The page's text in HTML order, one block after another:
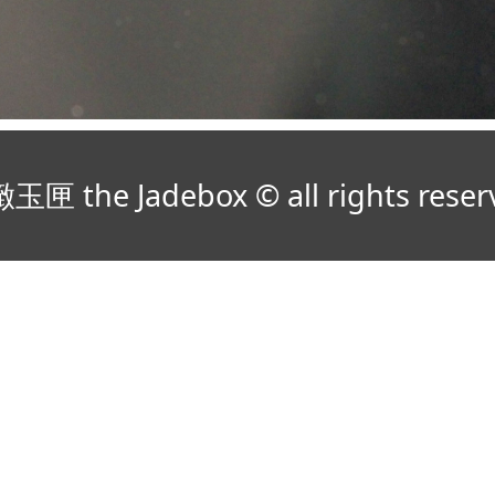
玉匣 the Jadebox © all rights